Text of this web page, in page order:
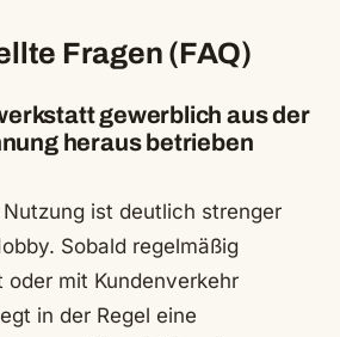
Fragen (FAQ)
gewerblich aus der
heraus betrieben
ist deutlich strenger
Sobald regelmäßig
mit Kundenverkehr
in der Regel eine